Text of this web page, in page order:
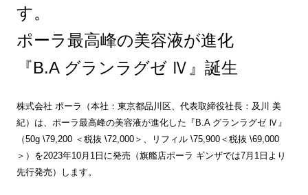
す。
ポーラ最高峰の美容液が進化
『B.A グランラグゼ Ⅳ』誕生
株式会社 ポーラ（本社：東京都品川区、代表取締役社長：及川 美
紀）は、ポーラ最高峰の美容液が進化した『B.A グランラグゼ Ⅳ』
（50g \79,200 ＜税抜 \72,000＞、リフィル \75,900＜税抜 \69,000
＞）を2023年10月1日に発売（旗艦店ポーラ ギンザでは7月1日より
先行発売）します。